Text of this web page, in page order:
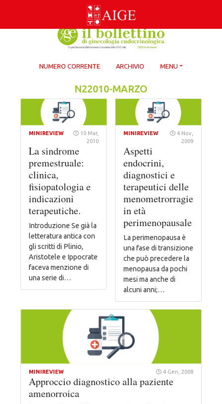
NUMERO CORRENTE ARCHIVIO MENU
N22010-MARZO
MINIREVIEW
10 Mar,
2010
La sindrome
premestruale:
clinica,
fisiopatologia e
indicazioni
terapeutiche.
Introduzione Se già la
letteratura antica con
gli scritti di Plinio,
Aristotele e Ippocrate
faceva menzione di
una serie di…
MINIREVIEW
4 Nov,
2009
Aspetti
endocrini,
diagnostici e
terapeutici delle
menometrorragie
in età
perimenopausale
La perimenopausa è
una fase di transizione
che può precedere la
menopausa da pochi
mesi ma anche di
alcuni anni;…
MINIREVIEW 4 Gen, 2008
Approccio diagnostico alla paziente
amenorroica